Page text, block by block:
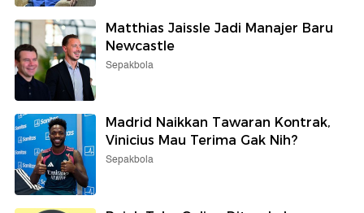
Matthias Jaissle Jadi Manajer Baru
Newcastle
Sepakbola
Madrid Naikkan Tawaran Kontrak,
Vinicius Mau Terima Gak Nih?
Sepakbola